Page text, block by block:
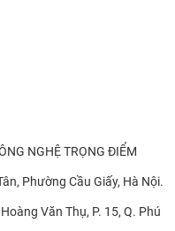
NGHỆ TRỌNG ĐIỂM
Phường Cầu Giấy, Hà Nội.
Văn Thụ, P. 15, Q. Phú